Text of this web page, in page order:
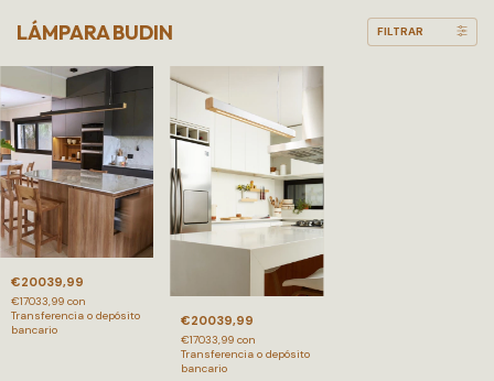
LÁMPARA BUDIN FILTRAR
€20039,99
€17033,99 con
Transferencia o depósito
bancario
€20039,99
€17033,99con
Transferencia o depósito
bancario